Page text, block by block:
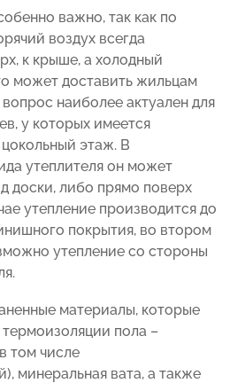
важно, так как по
воздух всегда
к крыше, а холодный
может доставить жильцам
наиболее актуален для
у которых имеется
этаж. В
утеплителя он может
доски, либо прямо поверх
утепление производится до
покрытия, во втором
утепление со стороны
материалы, которые
пола –
том числе
минеральная вата, а также